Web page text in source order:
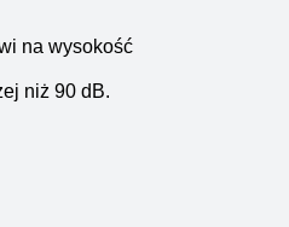
na wysokość
niż 90 dB.